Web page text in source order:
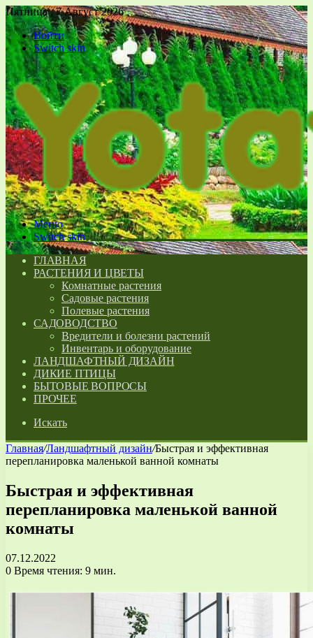
Пятница , 7 Август 2026
Войти
Switch skin
Меню
Switch skin
ГЛАВНАЯ
РАСТЕНИЯ И ЦВЕТЫ
Комнатные растения
Садовые растения
Полевые растения
САДОВОДСТВО
Вредители и болезни растений
Инвентарь и оборудование
ЛАНДШАФТНЫЙ ДИЗАЙН
ДИКИЕ ПТИЦЫ
БЫТОВЫЕ ВОПРОСЫ
ПРОЧЕЕ
Искать
Главная/Ландшафтный дизайн/Быстрая и эффективная
перепланировка маленькой ванной комнаты
Быстрая и эффективная
перепланировка маленькой ванной
комнаты
07.12.2022
0 Время чтения: 9 мин.